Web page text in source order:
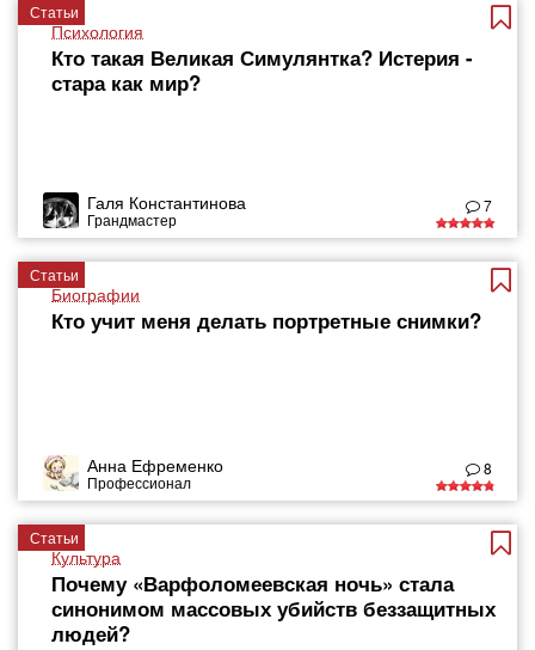
Статьи
Психология
Кто такая Великая Симулянтка? Истерия -
стара как мир?
Галя Константинова
Грандмастер
7
Статьи
Биографии
Кто учит меня делать портретные снимки?
Анна Ефременко
Профессионал
8
Статьи
Культура
Почему «Варфоломеевская ночь» стала
синонимом массовых убийств беззащитных
людей?